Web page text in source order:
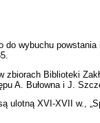
wybuchu
Biblioteki
A. Bułowna i J.
XVI-XVII w.,